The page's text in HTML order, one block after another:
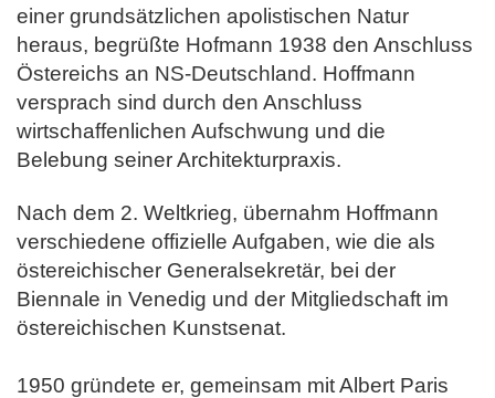
einer grundsätzlichen apolistischen Natur
heraus, begrüßte Hofmann 1938 den Anschluss
Östereichs an NS-Deutschland. Hoffmann
versprach sind durch den Anschluss
wirtschaffenlichen Aufschwung und die
Belebung seiner Architekturpraxis.
Nach dem 2. Weltkrieg, übernahm Hoffmann
verschiedene offizielle Aufgaben, wie die als
östereichischer Generalsekretär, bei der
Biennale in Venedig und der Mitgliedschaft im
östereichischen Kunstsenat.
1950 gründete er, gemeinsam mit Albert Paris